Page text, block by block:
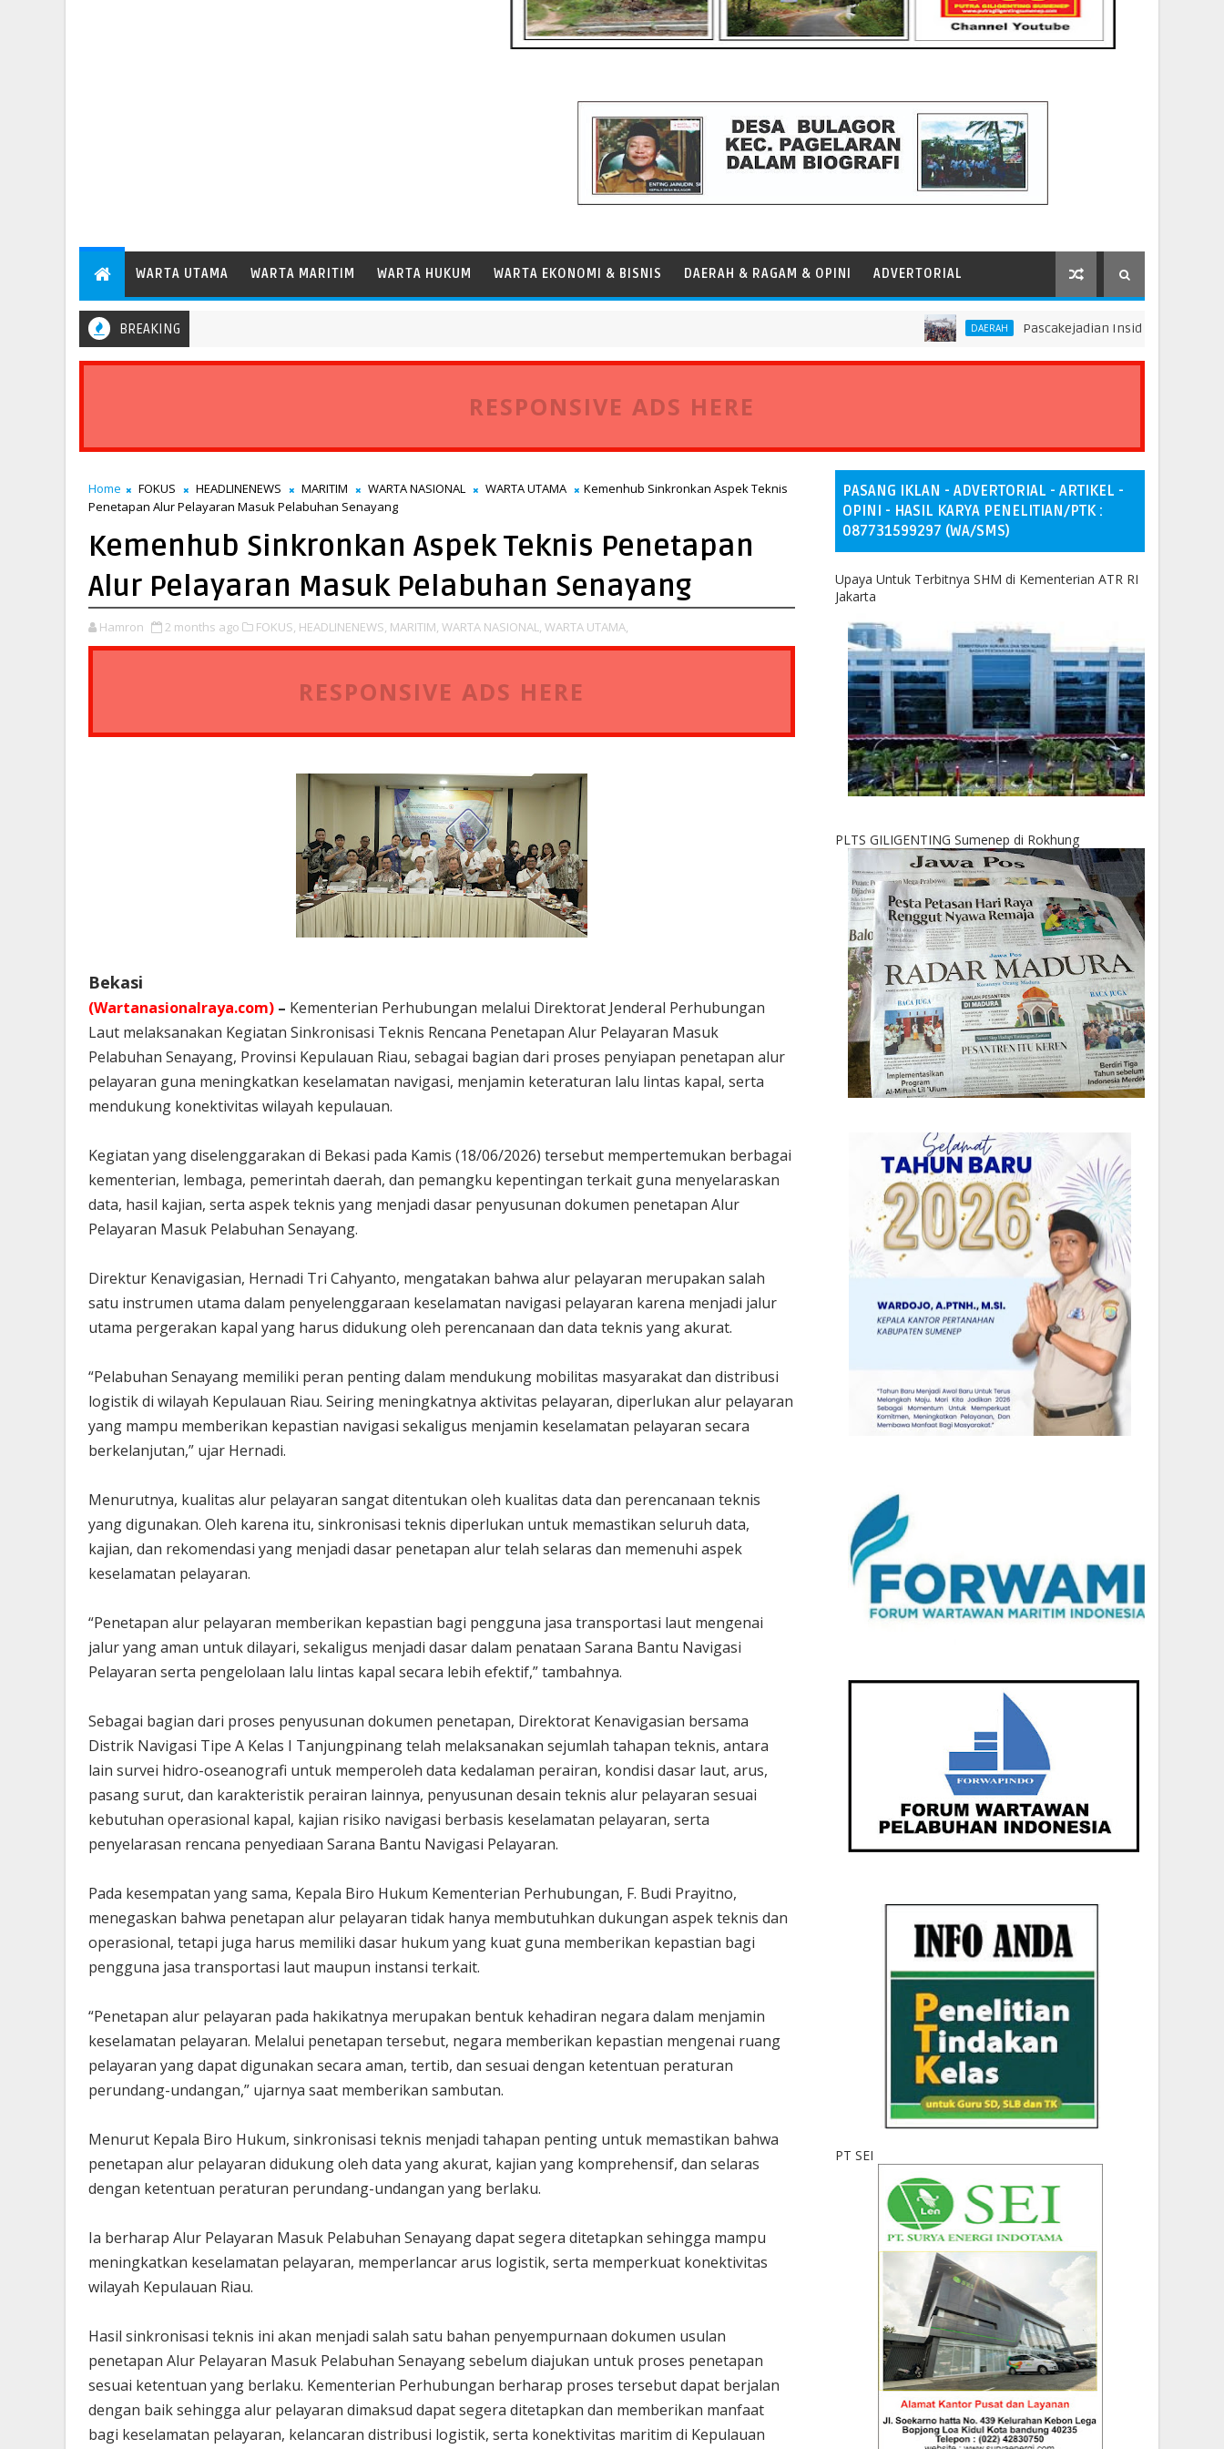
WARTA UTAMA WARTA MARITIM WARTA HUKUM WARTA EKONOMI & BISNIS DAERAH & RAGAM & OPINI ADVERTORIAL
BREAKING DAERAH Pascakejadian Insiden Kebakaran KMP
Operasikan Terminal 2 Petikemas, Perkuat Produktivitas Pelabuhan Tanjung Priok
RESPONSIVE ADS HERE
Home FOKUS HEADLINENEWS MARITIM WARTA NASIONAL WARTA UTAMA
Kemenhub Sinkronkan Aspek Teknis
Penetapan Alur Pelayaran Masuk Pelabuhan Senayang
Kemenhub Sinkronkan Aspek Teknis Penetapan
Alur Pelayaran Masuk Pelabuhan Senayang
Hamron 2 months ago FOKUS, HEADLINENEWS, MARITIM, WARTA NASIONAL, WARTA UTAMA,
RESPONSIVE ADS HERE
Bekasi
(Wartanasionalraya.com) – Kementerian Perhubungan melalui Direktorat Jenderal Perhubungan
Laut melaksanakan Kegiatan Sinkronisasi Teknis Rencana Penetapan Alur Pelayaran Masuk
Pelabuhan Senayang, Provinsi Kepulauan Riau, sebagai bagian dari proses penyiapan penetapan alur
pelayaran guna meningkatkan keselamatan navigasi, menjamin keteraturan lalu lintas kapal, serta
mendukung konektivitas wilayah kepulauan.
Kegiatan yang diselenggarakan di Bekasi pada Kamis (18/06/2026) tersebut mempertemukan berbagai
kementerian, lembaga, pemerintah daerah, dan pemangku kepentingan terkait guna menyelaraskan
data, hasil kajian, serta aspek teknis yang menjadi dasar penyusunan dokumen penetapan Alur
Pelayaran Masuk Pelabuhan Senayang.
Direktur Kenavigasian, Hernadi Tri Cahyanto, mengatakan bahwa alur pelayaran merupakan salah
satu instrumen utama dalam penyelenggaraan keselamatan navigasi pelayaran karena menjadi jalur
utama pergerakan kapal yang harus didukung oleh perencanaan dan data teknis yang akurat.
“Pelabuhan Senayang memiliki peran penting dalam mendukung mobilitas masyarakat dan distribusi
logistik di wilayah Kepulauan Riau. Seiring meningkatnya aktivitas pelayaran, diperlukan alur pelayaran
yang mampu memberikan kepastian navigasi sekaligus menjamin keselamatan pelayaran secara
berkelanjutan,” ujar Hernadi.
Menurutnya, kualitas alur pelayaran sangat ditentukan oleh kualitas data dan perencanaan teknis
yang digunakan. Oleh karena itu, sinkronisasi teknis diperlukan untuk memastikan seluruh data,
kajian, dan rekomendasi yang menjadi dasar penetapan alur telah selaras dan memenuhi aspek
keselamatan pelayaran.
“Penetapan alur pelayaran memberikan kepastian bagi pengguna jasa transportasi laut mengenai
jalur yang aman untuk dilayari, sekaligus menjadi dasar dalam penataan Sarana Bantu Navigasi
Pelayaran serta pengelolaan lalu lintas kapal secara lebih efektif,” tambahnya.
Sebagai bagian dari proses penyusunan dokumen penetapan, Direktorat Kenavigasian bersama
Distrik Navigasi Tipe A Kelas I Tanjungpinang telah melaksanakan sejumlah tahapan teknis, antara
lain survei hidro-oseanografi untuk memperoleh data kedalaman perairan, kondisi dasar laut, arus,
pasang surut, dan karakteristik perairan lainnya, penyusunan desain teknis alur pelayaran sesuai
kebutuhan operasional kapal, kajian risiko navigasi berbasis keselamatan pelayaran, serta
penyelarasan rencana penyediaan Sarana Bantu Navigasi Pelayaran.
Pada kesempatan yang sama, Kepala Biro Hukum Kementerian Perhubungan, F. Budi Prayitno,
menegaskan bahwa penetapan alur pelayaran tidak hanya membutuhkan dukungan aspek teknis dan
operasional, tetapi juga harus memiliki dasar hukum yang kuat guna memberikan kepastian bagi
pengguna jasa transportasi laut maupun instansi terkait.
“Penetapan alur pelayaran pada hakikatnya merupakan bentuk kehadiran negara dalam menjamin
keselamatan pelayaran. Melalui penetapan tersebut, negara memberikan kepastian mengenai ruang
pelayaran yang dapat digunakan secara aman, tertib, dan sesuai dengan ketentuan peraturan
perundang-undangan,” ujarnya saat memberikan sambutan.
Menurut Kepala Biro Hukum, sinkronisasi teknis menjadi tahapan penting untuk memastikan bahwa
penetapan alur pelayaran didukung oleh data yang akurat, kajian yang komprehensif, dan selaras
dengan ketentuan peraturan perundang-undangan yang berlaku.
Ia berharap Alur Pelayaran Masuk Pelabuhan Senayang dapat segera ditetapkan sehingga mampu
meningkatkan keselamatan pelayaran, memperlancar arus logistik, serta memperkuat konektivitas
wilayah Kepulauan Riau.
Hasil sinkronisasi teknis ini akan menjadi salah satu bahan penyempurnaan dokumen usulan
penetapan Alur Pelayaran Masuk Pelabuhan Senayang sebelum diajukan untuk proses penetapan
sesuai ketentuan yang berlaku. Kementerian Perhubungan berharap proses tersebut dapat berjalan
dengan baik sehingga alur pelayaran dimaksud dapat segera ditetapkan dan memberikan manfaat
bagi keselamatan pelayaran, kelancaran distribusi logistik, serta konektivitas maritim di Kepulauan
PASANG IKLAN - ADVERTORIAL - ARTIKEL -
OPINI - HASIL KARYA PENELITIAN/PTK :
087731599297 (WA/SMS)
Upaya Untuk Terbitnya SHM di Kementerian ATR RI
Jakarta
PLTS GILIGENTING Sumenep di Rokhung
PT SEI